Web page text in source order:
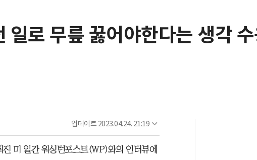
로 무릎 꿇어야한다는 생각
업데이트 2023.04.24. 21:19
미 일간 워싱턴포스트(WP)와의 인터뷰에